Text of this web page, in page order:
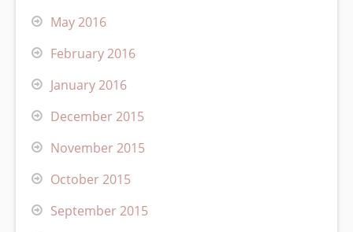
May 2016
February 2016
January 2016
December 2015
November 2015
October 2015
September 2015